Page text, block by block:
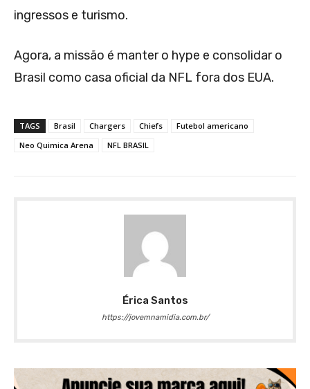
ingressos e turismo.
Agora, a missão é manter o hype e consolidar o
Brasil como casa oficial da NFL fora dos EUA.
TAGS Brasil Chargers Chiefs
Futebol americano
Neo Quimica Arena
NFL BRASIL
Érica Santos
https://jovemnamidia.com.br/